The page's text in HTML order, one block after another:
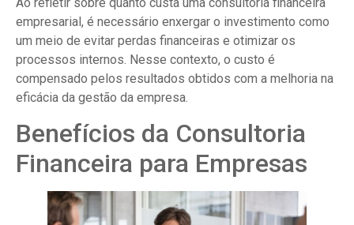
empresarial, é necessário enxergar o investimento como
um meio de evitar perdas financeiras e otimizar os
processos internos. Nesse contexto, o custo é
compensado pelos resultados obtidos com a melhoria na
eficácia da gestão da empresa.
Benefícios da Consultoria
Financeira para Empresas